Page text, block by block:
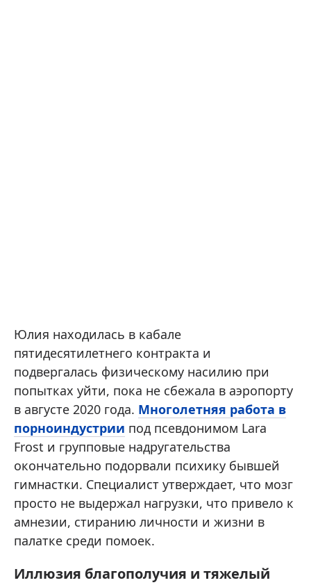
Юлия находилась в кабале
пятидесятилетнего контракта и
подвергалась физическому насилию при
попытках уйти, пока не сбежала в аэропорту
в августе 2020 года. Многолетняя работа в
порноиндустрии под псевдонимом Lara
Frost и групповые надругательства
окончательно подорвали психику бывшей
гимнастки. Специалист утверждает, что мозг
просто не выдержал нагрузки, что привело к
амнезии, стиранию личности и жизни в
палатке среди помоек.
Иллюзия благополучия и тяжелый